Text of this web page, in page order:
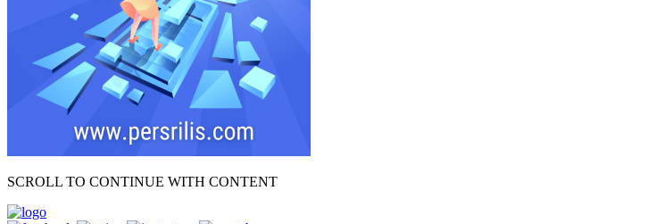
SCROLL TO CONTINUE WITH CONTENT